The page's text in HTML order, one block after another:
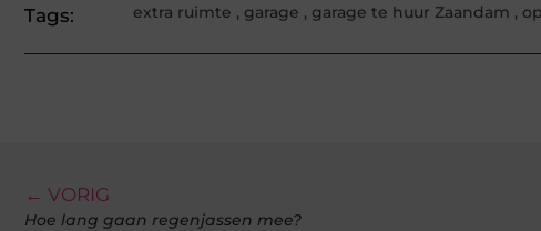
Tags: extra ruimte , garage , garage te huur Zaandam ,
← VORIG
Hoe lang gaan regenjassen mee?